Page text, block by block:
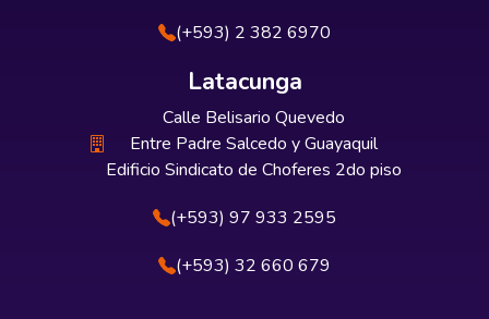
desarrolladouna propuesta dirigida al
con un enfoque cognitivo conductual
diseñandotalleres con técnicas que permite
mejorar la percepción vital, de tal modo que
estos sujetos puedanmanejarse en todo su
satisfacción propia.
(+593) 2 382 6970
Latacunga
Calle Belisario Quevedo
Entre Padre Salcedo y Guayaquil
Edificio Sindicato de Choferes 2do piso
(+593) 97 933 2595
(+593) 32 660 679